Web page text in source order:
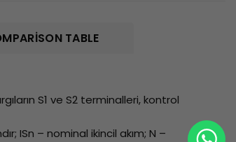
TABLE
S1 ve S2 terminalleri, kontrol
ISn – nominal ikincil akım; N –